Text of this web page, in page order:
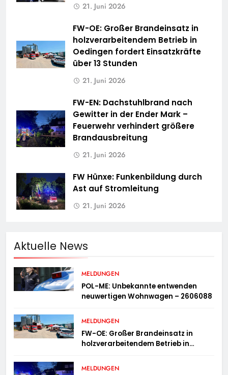
21. Juni 2026
FW-OE: Großer Brandeinsatz in
holzverarbeitendem Betrieb in
Oedingen fordert Einsatzkräfte
über 13 Stunden
21. Juni 2026
FW-EN: Dachstuhlbrand nach
Gewitter in der Ender Mark –
Feuerwehr verhindert größere
Brandausbreitung
21. Juni 2026
FW Hünxe: Funkenbildung durch
Ast auf Stromleitung
21. Juni 2026
Aktuelle News
MELDUNGEN
POL-ME: Unbekannte entwenden
neuwertigen Wohnwagen – 2606088
MELDUNGEN
FW-OE: Großer Brandeinsatz in
holzverarbeitendem Betrieb in
13 Stunden
MELDUNGEN